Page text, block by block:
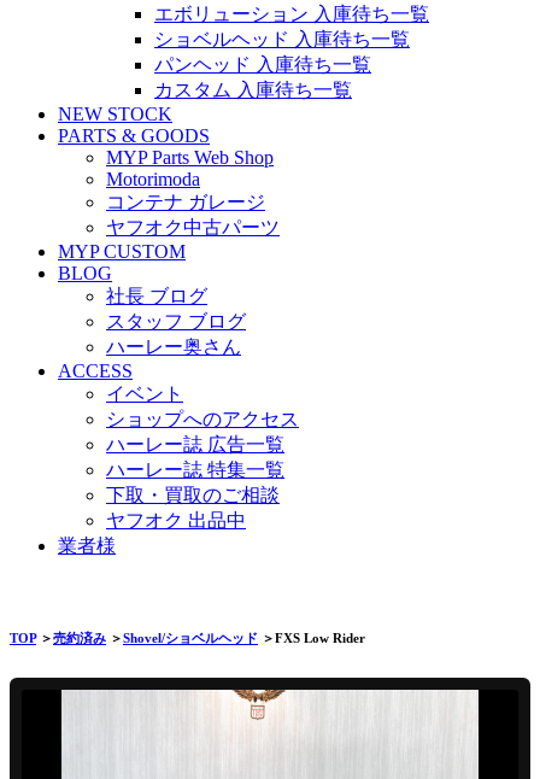
エボリューション 入庫待ち一覧
ショベルヘッド 入庫待ち一覧
パンヘッド 入庫待ち一覧
カスタム 入庫待ち一覧
NEW STOCK
PARTS & GOODS
MYP Parts Web Shop
Motorimoda
コンテナ ガレージ
ヤフオク中古パーツ
MYP CUSTOM
BLOG
社長 ブログ
スタッフ ブログ
ハーレー奥さん
ACCESS
イベント
ショップへのアクセス
ハーレー誌 広告一覧
ハーレー誌 特集一覧
下取・買取のご相談
ヤフオク 出品中
業者様
TOP＞売約済み ＞Shovel/ショベルヘッド ＞FXS Low Rider